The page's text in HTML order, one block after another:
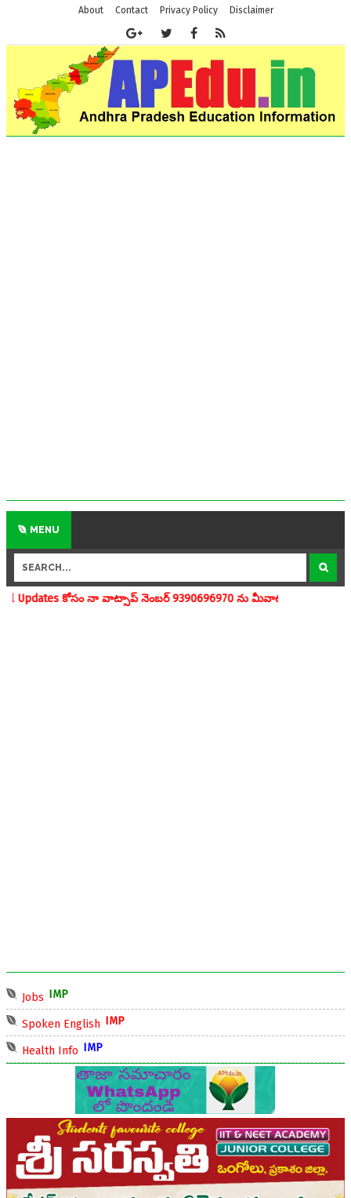
About Contact Privacy Policy Disclaimer
MENU
వాట్సాప్ నెంబర్ 9390696970 ను మీవాట్సాప్ గ్రూపులో add చేయగలరు
Jobs
Spoken English
Health Info